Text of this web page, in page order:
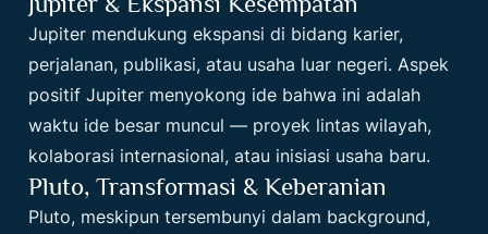
Jupiter mendukung ekspansi di bidang karier,
perjalanan, publikasi, atau usaha luar negeri. Aspek
positif Jupiter menyokong ide bahwa ini adalah
waktu ide besar muncul — proyek lintas wilayah,
kolaborasi internasional, atau inisiasi usaha baru.
Pluto, Transformasi & Keberanian
Pluto, meskipun tersembunyi dalam background,